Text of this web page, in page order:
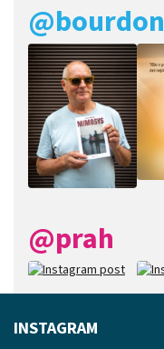
@bourdon
@prah
INSTAGRAM